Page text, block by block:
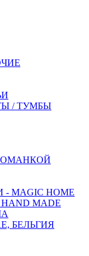
/ ТУМБЫ
MAGIC HOME
MADE
БЕЛЬГИЯ